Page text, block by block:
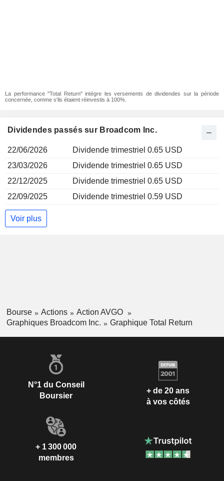
La performance "Total Return" intègre les versements de dividendes sur la période
concernée, comme s'ils étaient réinvestis à 100%.
Dividendes passés sur Broadcom Inc.
22/06/2026
Dividende trimestriel 0.65 USD
23/03/2026
Dividende trimestriel 0.65 USD
22/12/2025
Dividende trimestriel 0.65 USD
22/09/2025
Dividende trimestriel 0.59 USD
Voir plus
Bourse Actions
Action AVGO
Graphiques Broadcom Inc.
Graphique Total Return
N°1 du Conseil
Boursier
+ de 20 ans
à vos côtés
+ 1 300 000
membres